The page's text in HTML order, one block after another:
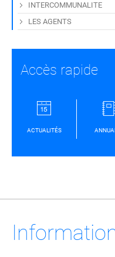
INTERCOMMUNALITE
LES AGENTS
Accès rapide
ACTUALITÉS